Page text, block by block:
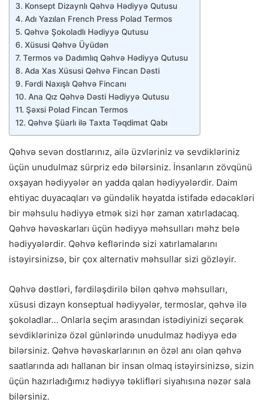
Konsept Dizaynlı Qəhvə Hədiyyə Qutusu
Adı Yazılan French Press Polad Termos
Qəhvə Şokoladlı Hədiyyə Qutusu
Xüsusi Qəhvə Üyüdən
Termos və Dadımlıq Qəhvə Hədiyyə Qutusu
Ada Xas Xüsusi Qəhvə Fincan Dəsti
Fərdi Naxışlı Qəhvə Fincanı
Ana Qız Qəhvə Dəsti Hədiyyə Qutusu
Şəxsi Polad Fincan Termos
Qəhvə Şüarlı ilə Taxta Təqdimat Qabı
Qəhvə sevən dostlarınız, ailə üzvləriniz və sevdikləriniz
üçün unudulmaz sürpriz edə bilərsiniz. İnsanların zövqünü
oxşayan hədiyyələr ən yadda qalan hədiyyələrdir. Daim
ehtiyac duyacaqları və gündəlik həyatda istifadə edəcəkləri
bir məhsulu hədiyyə etmək sizi hər zaman xatırladacaq.
Qəhvə həvəskarları üçün hədiyyə məhsulları məhz belə
hədiyyələrdir. Qəhvə keflərində sizi xatırlamalarını
istəyirsinizsə, bir çox alternativ məhsullar sizi gözləyir.
Qəhvə dəstləri, fərdiləşdirilə bilən qəhvə məhsulları,
xüsusi dizayn konseptual hədiyyələr, termoslar, qəhvə ilə
şokoladlar… Onlarla seçim arasından istədiyinizi seçərək
sevdiklərinizə özəl günlərində unudulmaz hədiyyə edə
bilərsiniz. Qəhvə həvəskarlarının ən özəl anı olan qəhvə
saatlarında adı hallanan bir insan olmaq istəyirsinizsə, sizin
üçün hazırladığımız hədiyyə təklifləri siyahısına nəzər sala
bilərsiniz.